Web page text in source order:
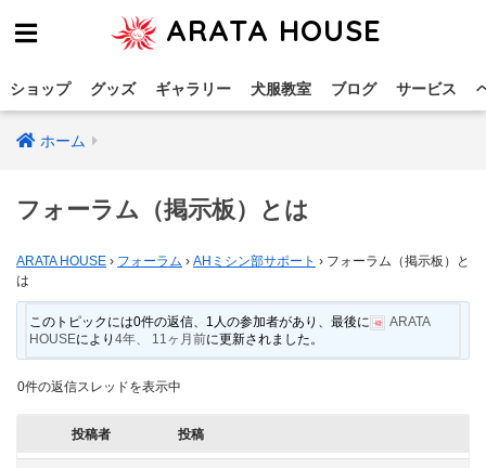
ARATA HOUSE
ショップ グッズ ギャラリー 犬服教室 ブログ サービス
ホーム
フォーラム（掲示板）とは
ARATA HOUSE › フォーラム › AHミシン部サポート › フォーラム（掲示板）と
は
このトピックには0件の返信、1人の参加者があり、最後に
ARATA
HOUSEにより4年、 11ヶ月前に更新されました。
0件の返信スレッドを表示中
投稿者 投稿